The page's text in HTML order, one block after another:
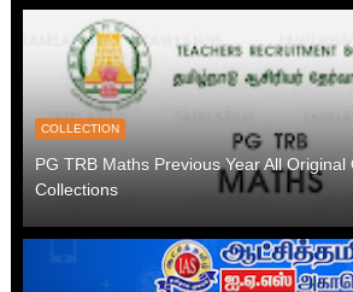
COLLECTION
PG TRB Maths Previous Year All
Collections